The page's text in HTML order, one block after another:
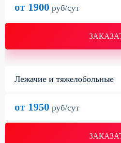
от 1900 руб/сут
Лежачие и тяжелобольные
от 1950 руб/сут